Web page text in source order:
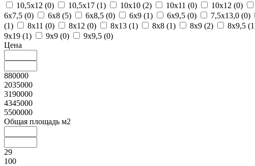
10,5х12 (0) 10,5х17 (1) 10х10 (2) 10х11 (0) 10х12 (0)
6х7,5 (0) 6х8 (5) 6х8,5 (0) 6х9 (1) 6х9,5 (0) 7,5х13,0 (0)
(1) 8х11 (0) 8х12 (0) 8х13 (1) 8х8 (1) 8х9 (2) 8х9,5 (1
9х19 (1) 9х9 (0) 9х9,5 (0)
Цена
880000
2035000
3190000
4345000
5500000
Общая площадь м2
29
100